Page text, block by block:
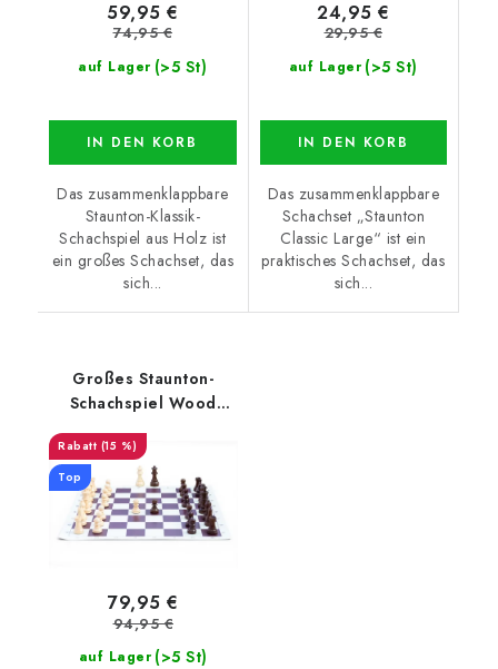
auf Lager (>5 St)
59,95 €
74,95 €
IN DEN KORB
Das zusammenklappbare
Staunton-Klassik-
Schachspiel aus Holz ist
ein großes Schachset, das
sich...
auf Lager (>5 St)
24,95 €
29,95 €
IN DEN KORB
Das zusammenklappbare
Schachset „Staunton
Classic Large“ ist ein
praktisches Schachset, das
sich...
Großes Staunton-
Schachspiel Wood
(15 %)
Top
auf Lager (>5 St)
79,95 €
94,95 €